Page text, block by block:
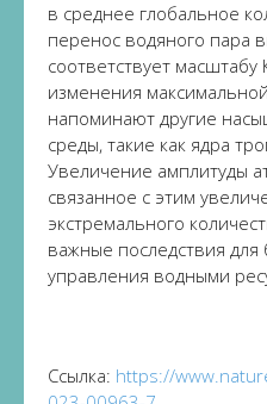
в среднее глобальное
перенос водяного пара
соответствует масштабу
изменения
напоминают другие
среды, такие как ядра
Увеличение амплитуды
связанное с этим
экстремального
важные последствия для
управления водными
Ссылка: https://